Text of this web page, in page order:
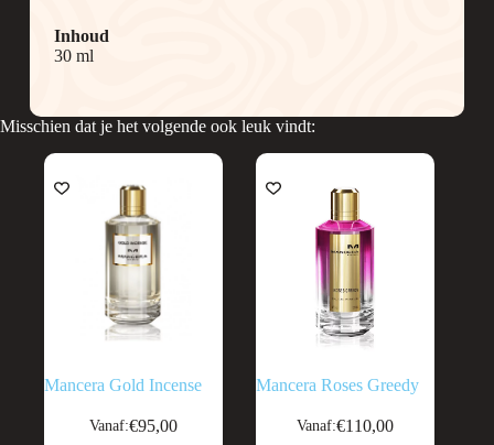
Inhoud
30 ml
Misschien dat je het volgende ook leuk vindt:
Mancera Gold Incense
Vanaf:€95,00
product
Mancera Roses Greedy
Vanaf:€110,00
product